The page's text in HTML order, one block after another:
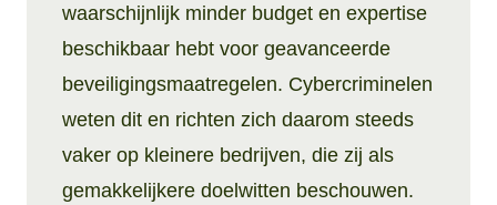
waarschijnlijk minder budget en expertise
beschikbaar hebt voor geavanceerde
beveiligingsmaatregelen. Cybercriminelen
weten dit en richten zich daarom steeds
vaker op kleinere bedrijven, die zij als
gemakkelijkere doelwitten beschouwen.